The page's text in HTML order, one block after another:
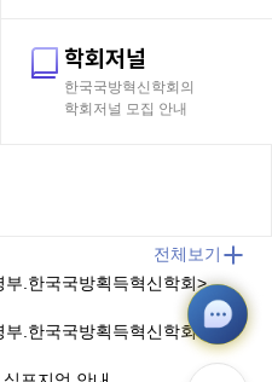
학회저널
한국국방혁신학회의
학회저널 모집 안내
전체보기
2023 공동 세미나 <육군교육사령부.한국국방획득혁신학회> 국방 모빌리티의 미래와 도전
2023 공동 세미나 <육군교육사령부.한국국방획득혁신학회> 국방 모빌리티의 미래와 도전